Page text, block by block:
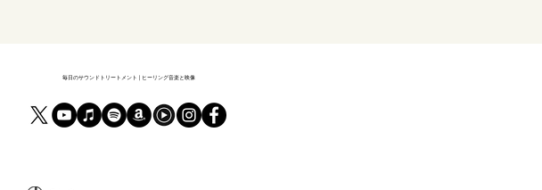
毎日のサウンドトリートメント | ヒーリング音楽と映像